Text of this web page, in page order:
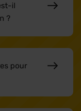
il
?
pour